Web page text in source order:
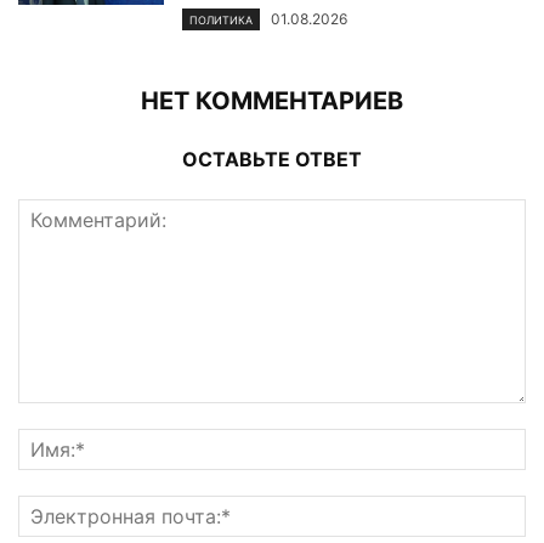
ПОЛИТИКА 01.08.2026
НЕТ КОММЕНТАРИЕВ
ОСТАВЬТЕ ОТВЕТ